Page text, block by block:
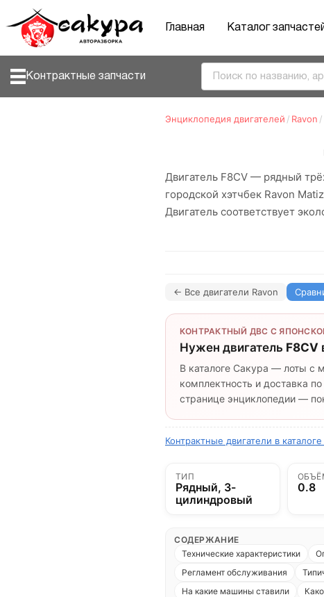
Главная Каталог запчастей
Контрактные запчасти
Энциклопедия двигателей / Ravon /
Двигатель F8CV — рядный
городской хэтчбек Ravon
Двигатель соответствует
← Все двигатели Ravon
КОНТРАКТНЫЙ ДВС С
Нужен двигатель F8CV
В каталоге Сакура — лоты с
комплектность и доставка
странице энциклопедии —
Контрактные двигатели в
ТИП
Рядный, 3-
цилиндровый
0.8
СОДЕРЖАНИЕ
Технические характеристики
Регламент обслуживания
На какие машины ставили